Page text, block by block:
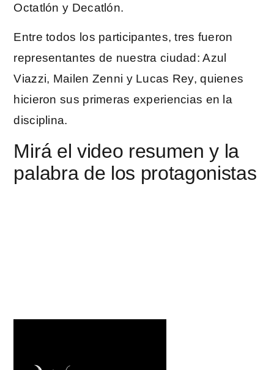
Octatlón y Decatlón.
Entre todos los participantes, tres fueron
representantes de nuestra ciudad: Azul
Viazzi, Mailen Zenni y Lucas Rey, quienes
hicieron sus primeras experiencias en la
disciplina.
Mirá el video resumen y la
palabra de los protagonistas